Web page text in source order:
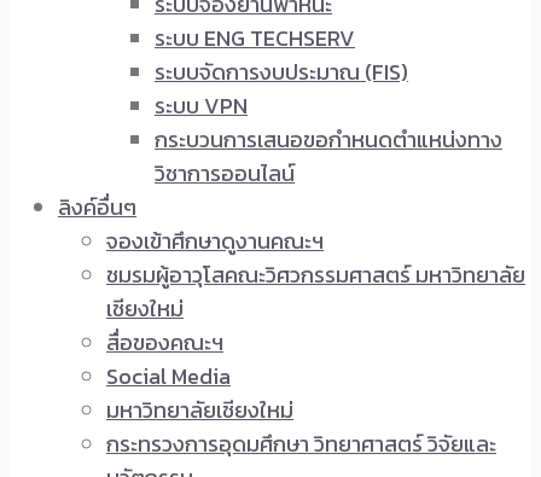
ระบบ ENG TECHSERV
ระบบจัดการงบประมาณ (FIS)
ระบบ VPN
กระบวนการเสนอขอกำหนดตำแหน่งทาง
วิชาการออนไลน์
ลิงค์อื่นๆ
จองเข้าศึกษาดูงานคณะฯ
ชมรมผู้อาวุโสคณะวิศวกรรมศาสตร์ มหาวิทยาลัย
เชียงใหม่
สื่อของคณะฯ
Social Media
มหาวิทยาลัยเชียงใหม่
กระทรวงการอุดมศึกษา วิทยาศาสตร์ วิจัยและ